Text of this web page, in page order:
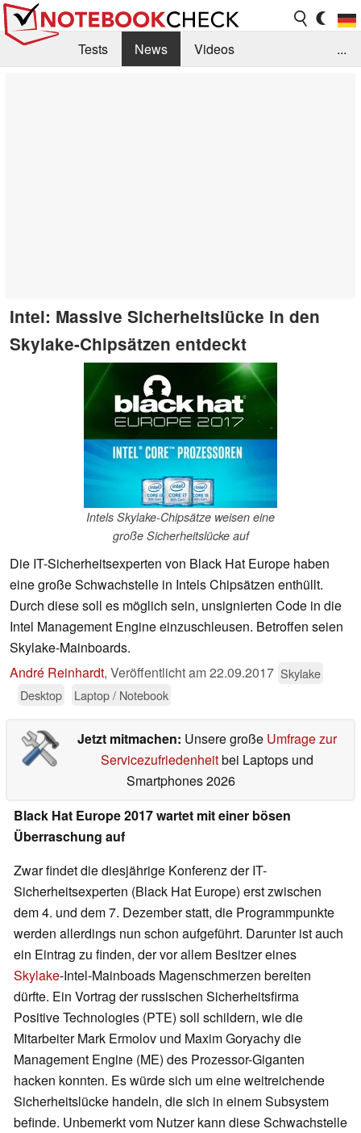
Tests News
Videos
...
Intel: Massive Sicherheitslücke in den
Skylake-Chipsätzen entdeckt
Intels Skylake-Chipsätze weisen eine
große Sicherheitslücke auf
Die IT-Sicherheitsexperten von Black Hat Europe haben
eine große Schwachstelle in Intels Chipsätzen enthüllt.
Durch diese soll es möglich sein, unsignierten Code in die
Intel Management Engine einzuschleusen. Betroffen seien
Skylake-Mainboards.
André Reinhardt, Veröffentlicht am22.09.2017 Skylake
Desktop
Laptop / Notebook
Jetzt mitmachen: Unsere große Umfrage zur
Servicezufriedenheitbei Laptops und
Smartphones 2026
Black Hat Europe 2017 wartet mit einer bösen
Überraschung auf
Zwar findet die diesjährige Konferenz der IT-
Sicherheitsexperten (Black Hat Europe) erst zwischen
dem 4. und dem 7. Dezember statt, die Programmpunkte
werden allerdings nun schon aufgeführt. Darunter ist auch
ein Eintrag zu finden, der vor allem Besitzer eines
Skylake-Intel-Mainboads Magenschmerzen bereiten
dürfte. Ein Vortrag der russischen Sicherheitsfirma
Positive Technologies (PTE) soll schildern, wie die
Mitarbeiter Mark Ermolov und Maxim Goryachy die
Management Engine (ME) des Prozessor-Giganten
hacken konnten. Es würde sich um eine weitreichende
Sicherheitslücke handeln, die sich in einem Subsystem
befinde. Unbemerkt vom Nutzer kann diese Schwachstelle